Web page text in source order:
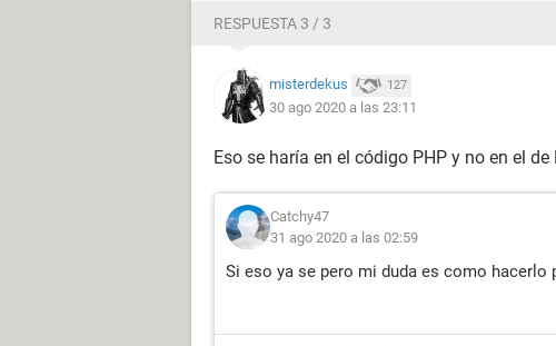
RESPUESTA 3 / 3
misterdekus 127
30 ago 2020 a las 23:11
Eso se haría en el código PHP y no en el de
Catchy47
31 ago 2020 a las 02:59
Si eso ya se pero mi duda es como